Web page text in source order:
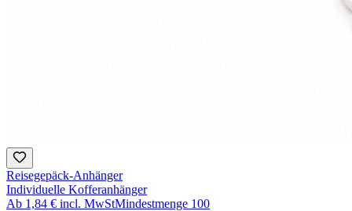
Reisegepäck-Anhänger
Individuelle Kofferanhänger
Ab 1,84 € incl. MwStMindestmenge 100